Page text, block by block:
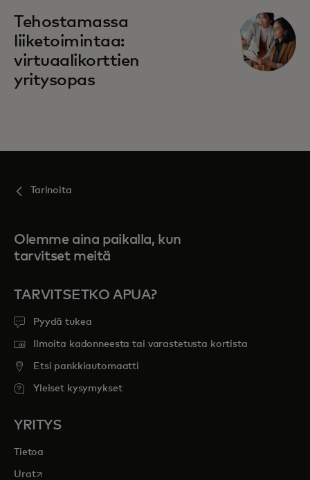
Tehostamassa
liiketoimintaa:
virtuaalikorttien
yritysopas
Tarinoita
Olemme aina paikalla, kun
tarvitset meitä
TARVITSETKO APUA?
Pyydä tukea
Ilmoita kadonneesta tai varastetusta kortista
Etsi pankkiautomaatti
Yleiset kysymykset
YRITYS
Tietoa
Uratopens in a new tab